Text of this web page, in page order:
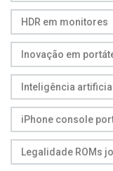
HDR em monitores
Inovação em
Inteligência
iPhone console
Legalidade ROMs